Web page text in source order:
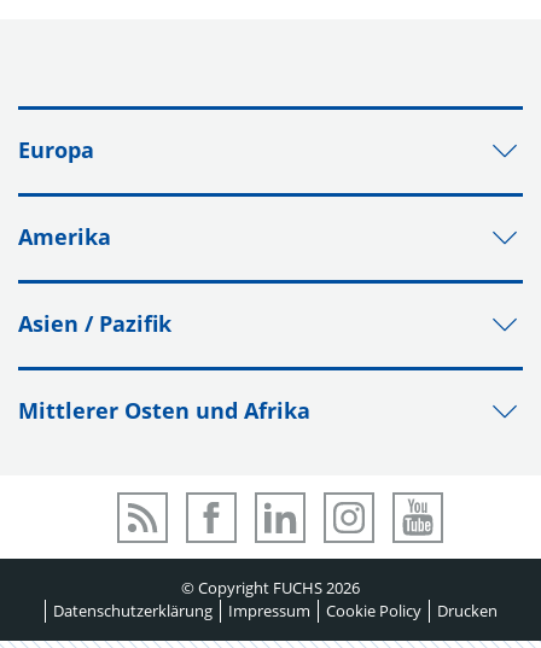
Europa
Amerika
Asien / Pazifik
Mittlerer Osten und Afrika
© Copyright FUCHS 2026
Datenschutzerklärung
Impressum Cookie Policy Drucken